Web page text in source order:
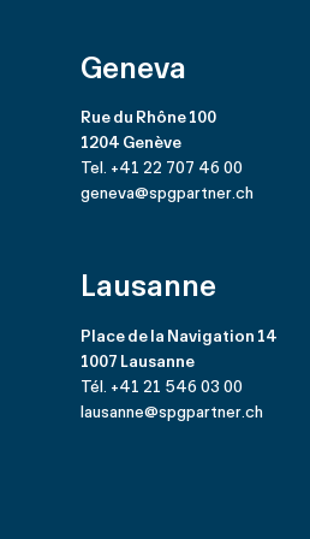
Geneva
Rue du Rhône 100
1204 Genève
Tel. +41 22 707 46 00
geneva@spgpartner.ch
Lausanne
Place de la Navigation 14
1007 Lausanne
Tél. +41 21 546 03 00
lausanne@spgpartner.ch